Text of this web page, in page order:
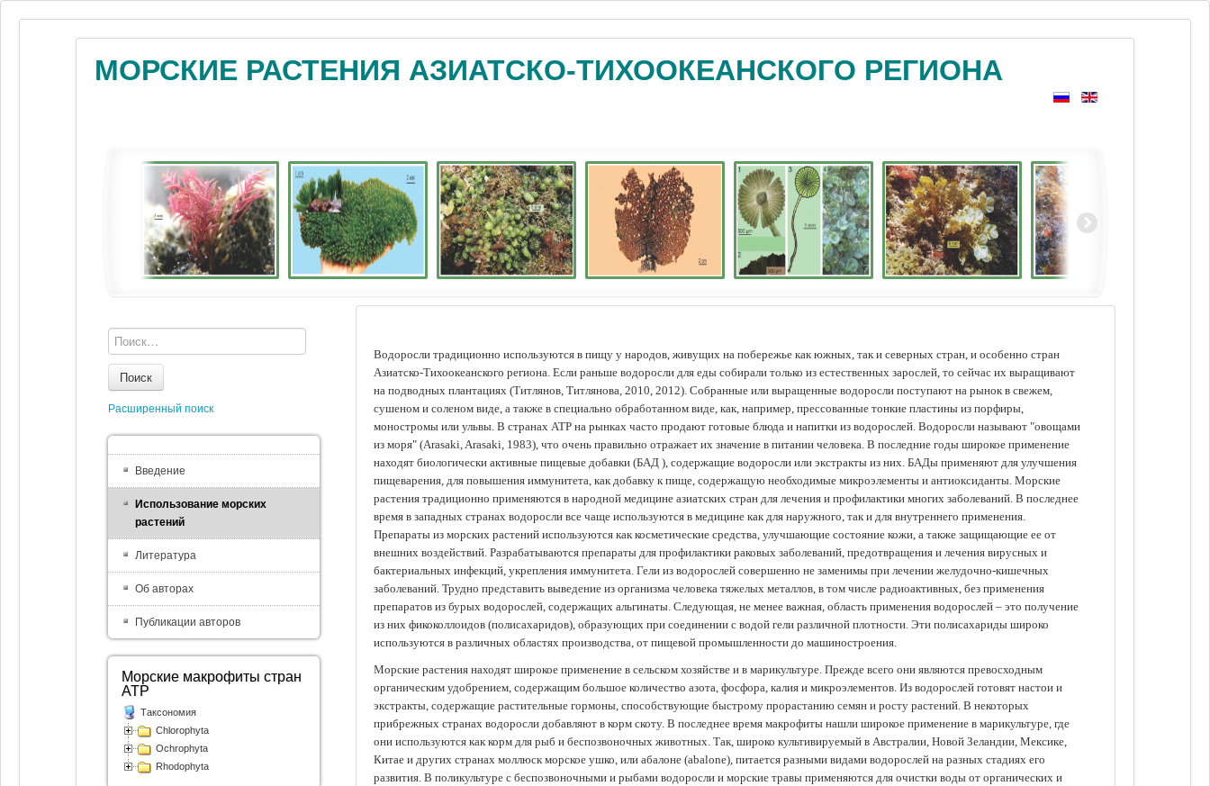
МОРСКИЕ РАСТЕНИЯ АЗИАТСКО-ТИХООКЕАНСКОГО РЕГИОНА
Водоросли традиционно используются в пищу у народов, живущих на побережье как южных, так и северных стран, и особенно стран
Азиатско-Тихоокеанского региона. Если раньше водоросли для еды собирали только из естественных зарослей, то сейчас их выращивают
на подводных плантациях (Tитлянов, Титлянова, 2010, 2012). Собранные или выращенные водоросли поступают на рынок в свежем,
сушеном и соленом виде, а также в специально обработанном виде, как, например, прессованные тонкие пластины из порфиры,
моностромы или ульвы. В странах АТР на рынках часто продают готовые блюда и напитки из водорослей. Водоросли называют "овощами
из моря" (Arasaki, Arasaki, 1983), что очень правильно отражает их значение в питании человека. В последние годы широкое применение
находят биологически активные пищевые добавки (БАД ), содержащие водоросли или экстракты из них. БАДы применяют для улучшения
пищеварения, для повышения иммунитета, как добавку к пище, содержащую необходимые микроэлементы и антиоксиданты. Морские
растения традиционно применяются в народной медицине азиатских стран для лечения и профилактики многих заболеваний. В последнее
время в западных странах водоросли все чаще используются в медицине как для наружного, так и для внутреннего применения.
Препараты из морских растений используются как косметические средства, улучшающие состояние кожи, а также защищающие ее от
внешних воздействий. Разрабатываются препараты для профилактики раковых заболеваний, предотвращения и лечения вирусных и
бактериальных инфекций, укрепления иммунитета. Гели из водорослей совершенно не заменимы при лечении желудочно-кишечных
заболеваний. Трудно представить выведение из организма человека тяжелых металлов, в том числе радиоактивных, без применения
препаратов из бурых водорослей, содержащих альгинаты. Следующая, не менее важная, область применения водорослей – это получение
из них фикоколлоидов (полисахаридов), образующих при соединении с водой гели различной плотности. Эти полисахариды широко
используются в различных областях производства, от пищевой промышленности до машиностроения.
Морские растения находят широкое применение в сельском хозяйстве и в марикультуре. Прежде всего они являются превосходным
органическим удобрением, содержащим большое количество азота, фосфора, калия и микроэлементов. Из водорослей готовят настои и
экстракты, содержащие растительные гормоны, способствующие быстрому прорастанию семян и росту растений. В некоторых
прибрежных странах водоросли добавляют в корм скоту. В последнее время макрофиты нашли широкое применение в марикультуре, где
они используются как корм для рыб и беспозвоночных животных. Так, широко культивируемый в Австралии, Новой Зеландии, Мексике,
Китае и других странах моллюск морское ушко, или абалоне (abalone), питается разными видами водорослей на разных стадиях его
развития. В поликультуре с беспозвоночными и рыбами водоросли и морские травы применяются для очистки воды от органических и
Поиск
Расширенный поиск
Введение
Использование морских
растений
Литература
Об авторах
Публикации авторов
Морские макрофиты стран
АТР
Таксономия
Chlorophyta
Ochrophyta
Rhodophyta